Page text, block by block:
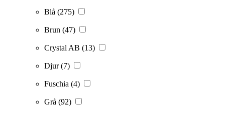
Blå (275)
Brun (47)
Crystal AB (13)
Djur(7)
Fuschia (4)
Grå (92)